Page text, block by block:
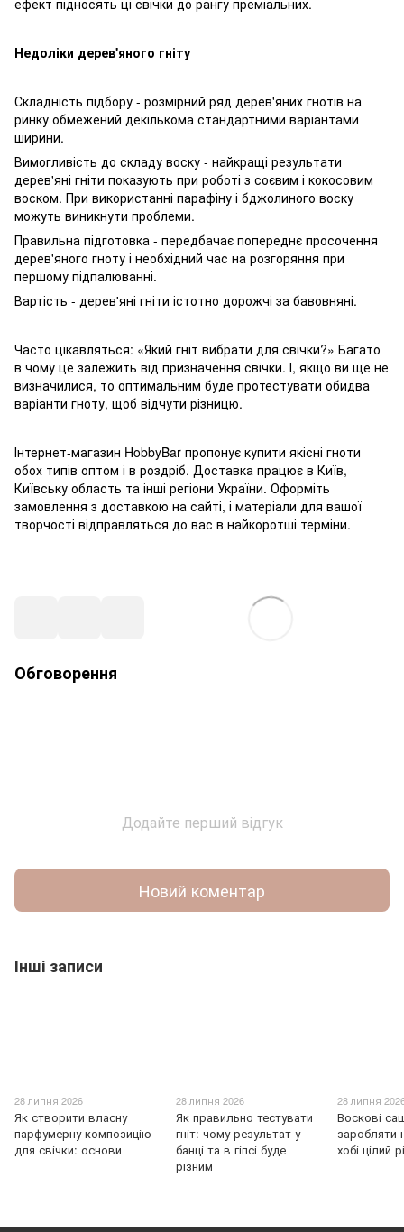
ефект підносять ці свічки до рангу преміальних.
Недоліки дерев'яного гніту
Складність підбору - розмірний ряд дерев'яних гнотів на
ринку обмежений декількома стандартними варіантами
ширини.
Вимогливість до складу воску - найкращі результати
дерев'яні гніти показують при роботі з соєвим і кокосовим
воском. При використанні парафіну і бджолиного воску
можуть виникнути проблеми.
Правильна підготовка - передбачає попереднє просочення
дерев'яного гноту і необхідний час на розгоряння при
першому підпалюванні.
Вартість - дерев'яні гніти істотно дорожчі за бавовняні.
Часто цікавляться: «Який гніт вибрати для свічки?» Багато
в чому це залежить від призначення свічки. І, якщо ви ще не
визначилися, то оптимальним буде протестувати обидва
варіанти гноту, щоб відчути різницю.
Інтернет-магазин HobbyBar пропонує купити якісні гноти
обох типів оптом і в роздріб. Доставка працює в Київ,
Київську область та інші регіони України. Оформіть
замовлення з доставкою на сайті, і матеріали для вашої
творчості відправляться до вас в найкоротші терміни.
Обговорення
Додайте перший відгук
Новий коментар
Інші записи
28 липня 2026
Як створити власну
парфумерну композицію
для свічки: основи
28 липня 2026
Як правильно тестувати
гніт: чому результат у
банці та в гіпсі буде
різним
28 липня
Воскові
заробляти
хобі цілий